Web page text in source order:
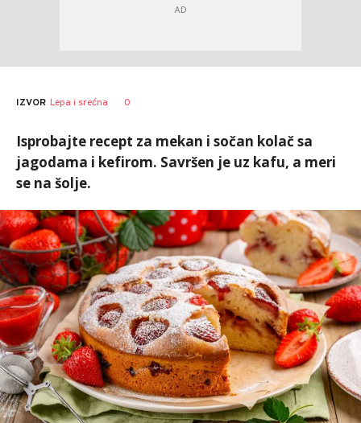
IZVOR Lepa i srećna 0
Isprobajte recept za mekan i sočan kolač sa
jagodama i kefirom. Savršen je uz kafu, a meri
se na šolje.